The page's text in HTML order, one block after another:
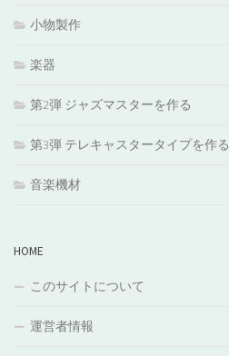
小物製作
楽器
第2弾 ジャズマスターを作る
第3弾 テレキャスタータイプを作る
音楽機材
HOME
このサイトについて
運営者情報